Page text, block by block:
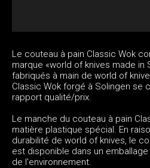
Le couteau à pain Classic Wok
marque «world of knives made in
fabriqués à main de world of
Classic Wok forgé à Solingen se
rapport qualité/prix.
Le manche du couteau à pain
matière plastique spécial. En
durabilité de world of knives, le
est disponible dans un
de l'environnement.